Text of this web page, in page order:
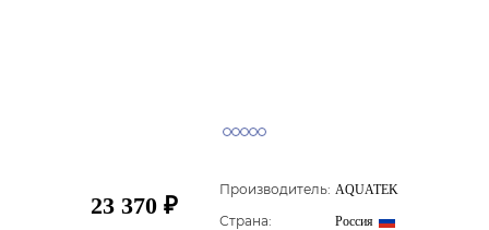
23 370 ₽
Производитель: AQUATEK
Страна: Россия